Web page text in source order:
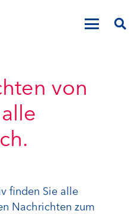
von
finden Sie alle
Nachrichten zum